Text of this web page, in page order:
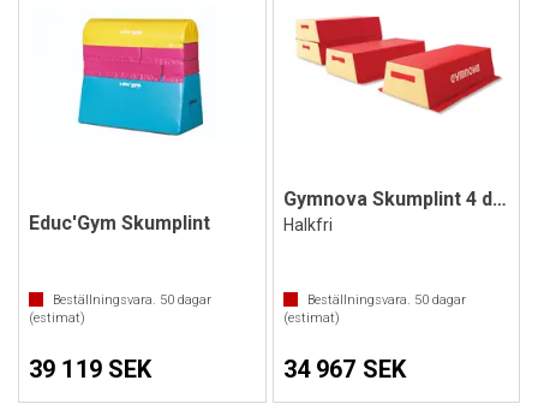
Educ'Gym Skumplint
Beställningsvara. 50 dagar
(estimat)
39 119 SEK
Gymnova Skumplint 4 delad
Halkfri
Beställningsvara. 50dagar
(estimat)
34 967 SEK